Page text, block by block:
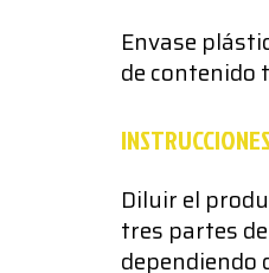
Envase
de contenido
Diluir el
tres partes
dependiendo